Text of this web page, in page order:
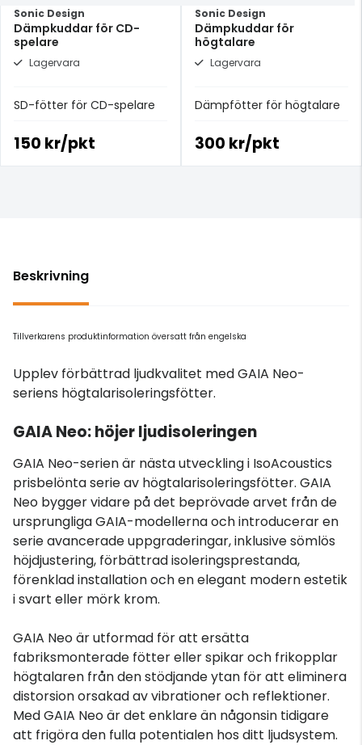
Sonic Design
Dämpkuddar för CD-
spelare
Lagervara
SD-fötter för CD-spelare
150 kr/pkt
Sonic Design
Dämpkuddar för
högtalare
Lagervara
Dämpfötter för högtalare
300 kr/pkt
Beskrivning
Tillverkarens produktinformation översatt från engelska
Upplev förbättrad ljudkvalitet med GAIA Neo-
seriens högtalarisoleringsfötter.
GAIA Neo: höjer ljudisoleringen
GAIA Neo-serien är nästa utveckling i IsoAcoustics
prisbelönta serie av högtalarisoleringsfötter. GAIA
Neo bygger vidare på det beprövade arvet från de
ursprungliga GAIA-modellerna och introducerar en
serie avancerade uppgraderingar, inklusive sömlös
höjdjustering, förbättrad isoleringsprestanda,
förenklad installation och en elegant modern estetik
i svart eller mörk krom.
GAIA Neo är utformad för att ersätta
fabriksmonterade fötter eller spikar och frikopplar
högtalaren från den stödjande ytan för att eliminera
distorsion orsakad av vibrationer och reflektioner.
Med GAIA Neo är det enklare än någonsin tidigare
att frigöra den fulla potentialen hos ditt ljudsystem.